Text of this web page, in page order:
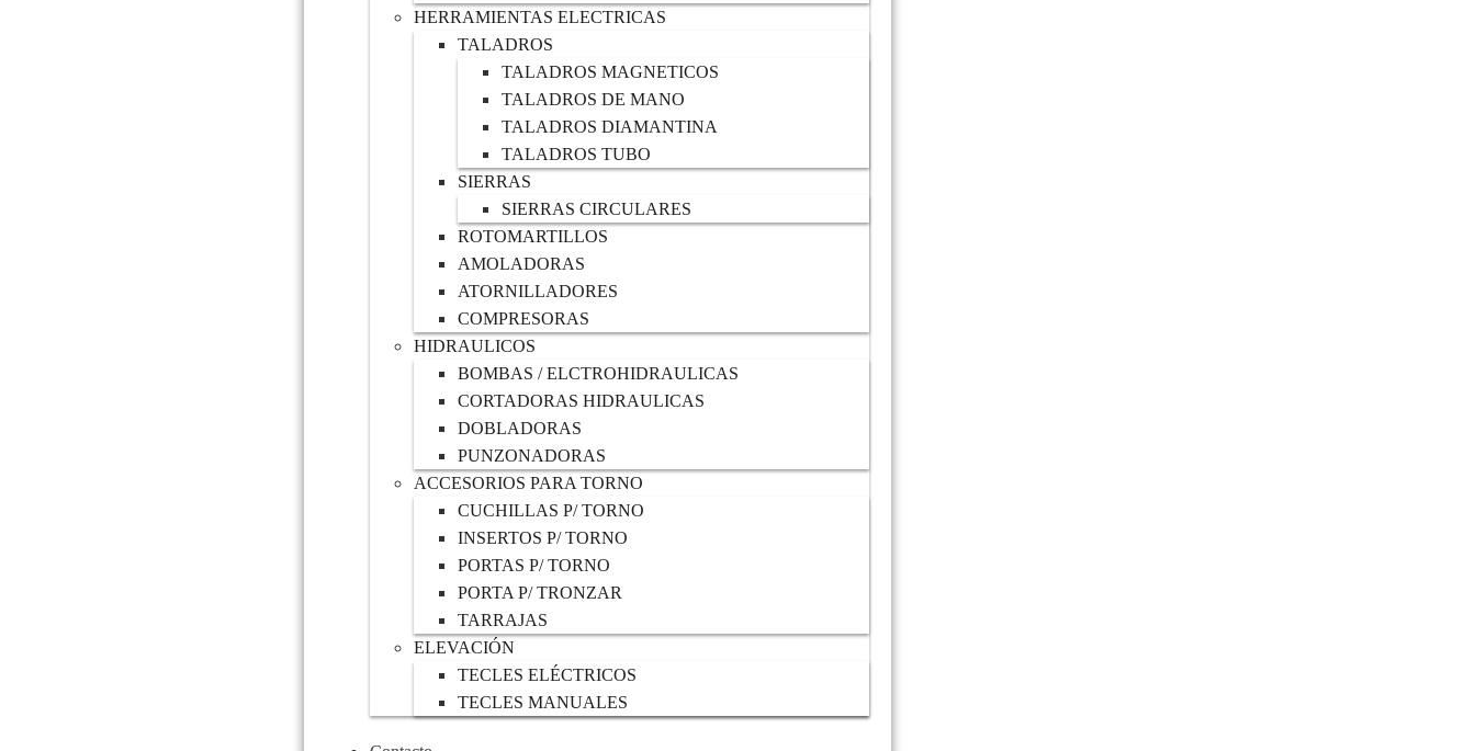
HERRAMIENTAS ELECTRICAS
TALADROS
TALADROS MAGNETICOS
TALADROS DE MANO
TALADROS DIAMANTINA
TALADROS TUBO
SIERRAS
SIERRAS CIRCULARES
ROTOMARTILLOS
AMOLADORAS
ATORNILLADORES
COMPRESORAS
HIDRAULICOS
BOMBAS / ELCTROHIDRAULICAS
CORTADORAS HIDRAULICAS
DOBLADORAS
PUNZONADORAS
ACCESORIOS PARA TORNO
CUCHILLAS P/ TORNO
INSERTOS P/ TORNO
PORTAS P/ TORNO
PORTA P/ TRONZAR
TARRAJAS
ELEVACIÓN
TECLES ELÉCTRICOS
TECLES MANUALES